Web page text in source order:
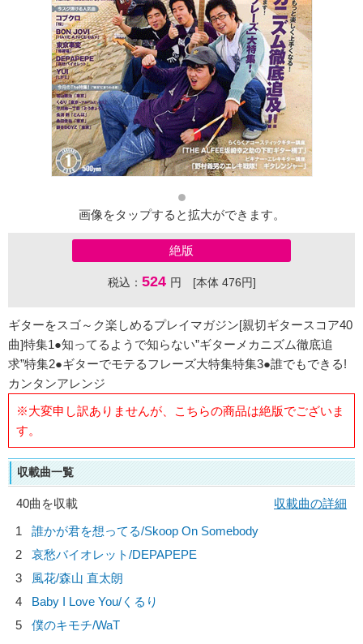
画像をタップすると拡大ができます。
絶版
税込： 524 円 [本体 476円]
ギターをスゴ～ク楽しめるプレイマガジン[親切ギタースコア40
曲]特集1●知ってるようで知らない”ギターメカニズム徹底追
求”特集2●ギターでモテるフレーズ大特集特集3●誰でもできる!
カンタンアレンジ
※大変申し訳ありませんが、こちらの商品は絶版でございま
す。
収載曲一覧
40曲を収載
収載曲の詳細
1
誰かが君を想ってる/Skoop On Somebody
2
哀愁バイオレット/DEPAPEPE
3
風花/森山 直太朗
4
Baby I Love You/ くるり
5
僕のキモチ/WaT